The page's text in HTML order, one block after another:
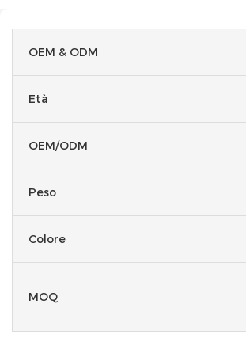
OEM & ODM
Età
OEM/ODM
Peso
Colore
MOQ